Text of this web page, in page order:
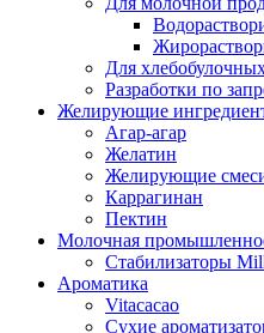
Для
Разработки по
Желирующие
Агар-агар
Желатин
Желирующие
Каррагинан
Пектин
Молочная
Стабилизаторы
Ароматика
Vitacacao
Сухие